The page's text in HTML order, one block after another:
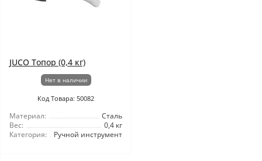
JUCO Топор (0,4 кг)
Нет в наличии
Код Товара: 50082
Материал:
Сталь
Вес:
0,4 кг
Категория:
Ручной инструмент